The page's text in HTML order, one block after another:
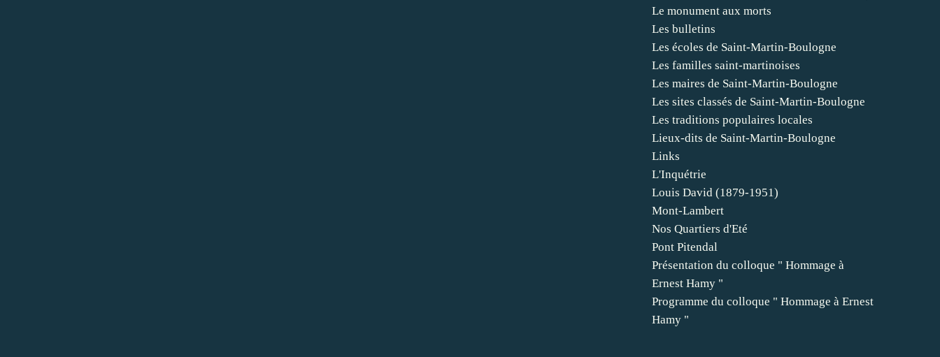
Le monument aux morts
Les bulletins
Les écoles de Saint-Martin-Boulogne
Les familles saint-martinoises
Les maires de Saint-Martin-Boulogne
Les sites classés de Saint-Martin-Boulogne
Les traditions populaires locales
Lieux-dits de Saint-Martin-Boulogne
Links
L'Inquétrie
Louis David (1879-1951)
Mont-Lambert
Nos Quartiers d'Eté
Pont Pitendal
Présentation du colloque " Hommage à
Ernest Hamy "
Programme du colloque " Hommage à Ernest
Hamy "